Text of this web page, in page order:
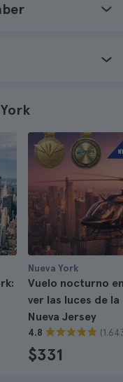
Nueva York
Vuelo nocturno
ver las luces de
Nueva Jersey
4.8
$331